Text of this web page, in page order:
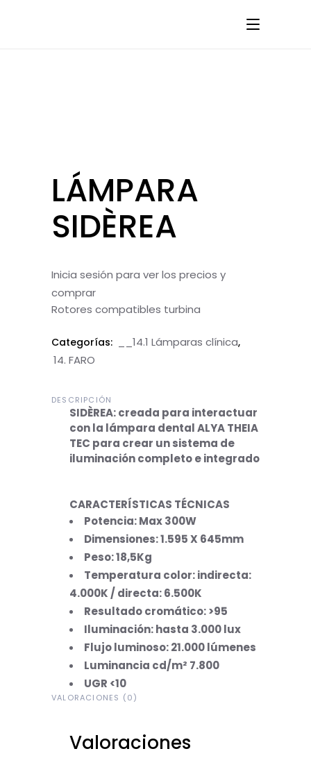
LÁMPARA
SIDÈREA
Inicia sesión para ver los precios y
comprar
Rotores compatibles turbina
Categorías: __14.1 Lámparas clínica,
14. FARO
DESCRIPCIÓN
SIDÈREA: creada para interactuar
con la lámpara dental ALYA THEIA
TEC para crear un sistema de
iluminación completo e integrado
CARACTERÍSTICAS TÉCNICAS
Potencia: Max 300W
Dimensiones: 1.595 X 645mm
Peso: 18,5Kg
Temperatura color: indirecta:
4.000K / directa: 6.500K
Resultado cromático: >95
Iluminación: hasta 3.000 lux
Flujo luminoso: 21.000 lúmenes
Luminancia cd/m² 7.800
UGR <10
VALORACIONES (0)
Valoraciones